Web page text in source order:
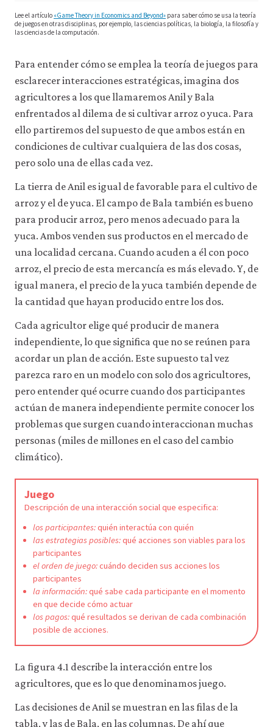
solo
cookies
necesarias
Aceptar
todas
las
cookies
Lee el artículo «Game Theory in Economics and Beyond» para saber cómo se usa la teoría
de juegos en otras disciplinas, por ejemplo, las ciencias políticas, la biología, la filosofía y
las ciencias de la computación.
Para entender cómo se emplea la teoría de juegos para
esclarecer interacciones estratégicas, imagina dos
agricultores a los que llamaremos Anil y Bala
enfrentados al dilema de si cultivar arroz o yuca. Para
ello partiremos del supuesto de que ambos están en
condiciones de cultivar cualquiera de las dos cosas,
pero solo una de ellas cada vez.
La tierra de Anil es igual de favorable para el cultivo de
arroz y el de yuca. El campo de Bala también es bueno
para producir arroz, pero menos adecuado para la
yuca. Ambos venden sus productos en el mercado de
una localidad cercana. Cuando acuden a él con poco
arroz, el precio de esta mercancía es más elevado. Y, de
igual manera, el precio de la yuca también depende de
la cantidad que hayan producido entre los dos.
Cada agricultor elige qué producir de manera
independiente, lo que significa que no se reúnen para
acordar un plan de acción. Este supuesto tal vez
parezca raro en un modelo con solo dos agricultores,
pero entender qué ocurre cuando dos participantes
actúan de manera independiente permite conocer los
problemas que surgen cuando interaccionan muchas
personas (miles de millones en el caso del cambio
climático).
Juego
Descripción de una interacción social que especifica:
los participantes:quién interactúa con quién
las estrategias posibles:qué acciones son viables para los
participantes
el orden de juego:cuándo deciden sus acciones los
participantes
la información:qué sabe cada participante en el momento
en que decide cómo actuar
los pagos:qué resultados se derivan de cada combinación
posible de acciones.
La figura 4.1 describe la interacción entre los
agricultores, que es lo que denominamos juego.
Las decisiones de Anil se muestran en las filas de la
tabla, y las de Bala, en las columnas. De ahí que